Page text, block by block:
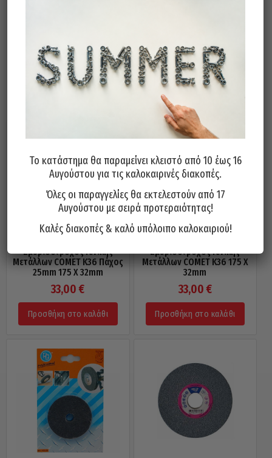
Σχετικά προϊόντα
Σμυριδοτροχός Γενικής
Μετάλλων COMET Κ36 Πάχος
25mm 175 X 32mm
33,00€
Προσθήκη στο καλάθι
Σμυριδοτροχός Γενικής
Μετάλλων COMET Κ36 175 X
32mm
33,00 €
Προσθήκη στο καλάθι
Το κατάστημα θα παραμείνει κλειστό από 10 έως 16
Αυγούστου για τις καλοκαιρινές διακοπές.
Όλες οι παραγγελίες θα εκτελεστούν από 17
Αυγούστου με σειρά προτεραιότητας!
Καλές διακοπές & καλό υπόλοιπο καλοκαιριού!